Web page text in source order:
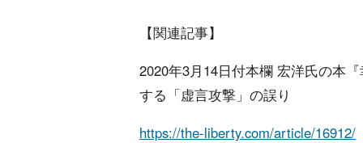
【関連記事】
2020年3月14日付本欄 宏洋氏の本
する「虚言攻撃」の誤り
https://the-liberty.com/article/16912/